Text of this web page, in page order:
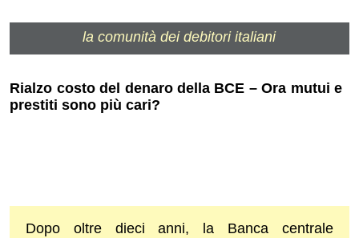
la comunità dei debitori italiani
Rialzo costo del denaro della BCE – Ora mutui e
prestiti sono più cari?
Dopo oltre dieci anni, la Banca centrale